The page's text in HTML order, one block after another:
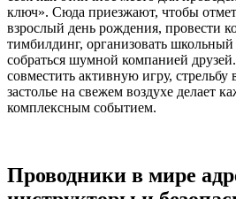
ключ». Сюда приезжают, чтобы
взрослый день рождения, провести
тимбилдинг, организовать
собраться шумной компанией
совместить активную игру,
застолье на свежем воздухе делает
комплексным событием.
Проводники в мире